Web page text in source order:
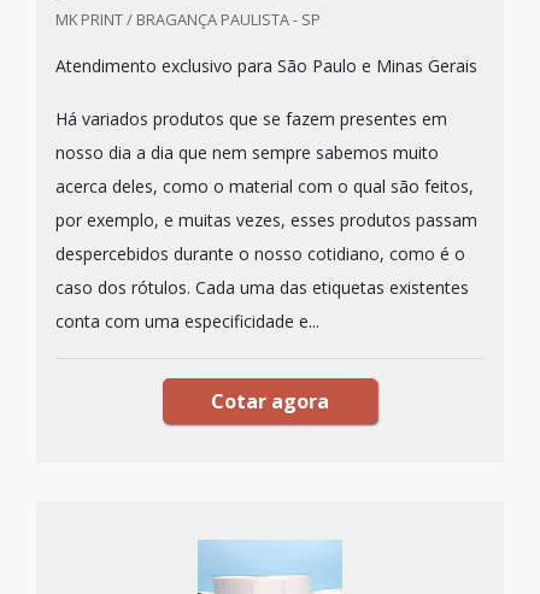
MK PRINT / BRAGANÇA PAULISTA - SP
Atendimento exclusivo para São Paulo e Minas Gerais
Há variados produtos que se fazem presentes em
nosso dia a dia que nem sempre sabemos muito
acerca deles, como o material com o qual são feitos,
por exemplo, e muitas vezes, esses produtos passam
despercebidos durante o nosso cotidiano, como é o
caso dos rótulos. Cada uma das etiquetas existentes
conta com uma especificidade e...
Cotar agora